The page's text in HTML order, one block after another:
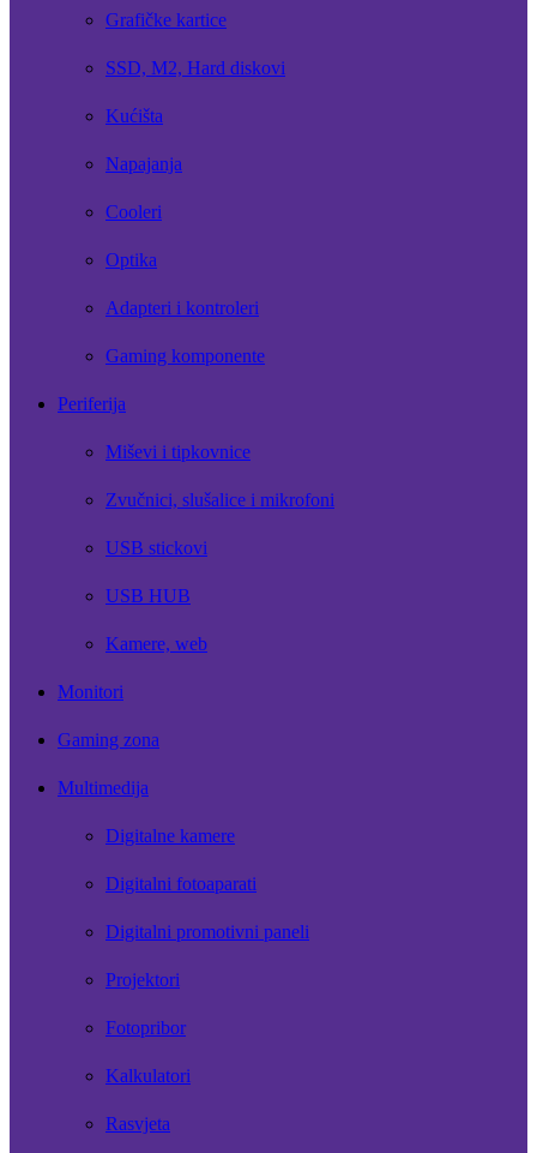
Grafičke kartice
SSD, M2, Hard diskovi
Kućišta
Napajanja
Cooleri
Optika
Adapteri i kontroleri
Gaming komponente
Periferija
Miševi i tipkovnice
Zvučnici, slušalice i mikrofoni
USB stickovi
USB HUB
Kamere, web
Monitori
Gaming zona
Multimedija
Digitalne kamere
Digitalni fotoaparati
Digitalni promotivni paneli
Projektori
Fotopribor
Kalkulatori
Rasvjeta